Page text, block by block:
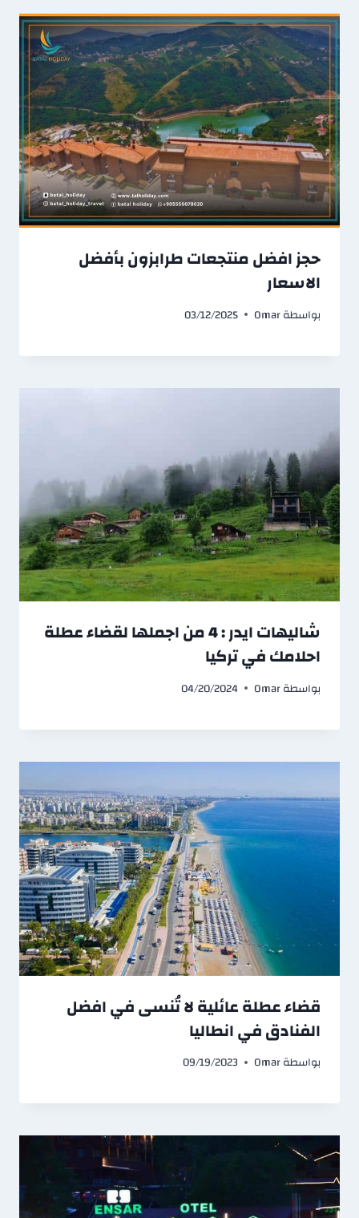
حجز افضل منتجعات طرابزون بأفضل
الاسعار
بواسطةOmar
03/12/2025
شاليهات ايدر : 4 من اجملها لقضاء عطلة
احلامك في تركيا
بواسطةOmar
04/20/2024
قضاء عطلة عائلية لا تُنسى في افضل
الفنادق في انطاليا
بواسطةOmar
09/19/2023